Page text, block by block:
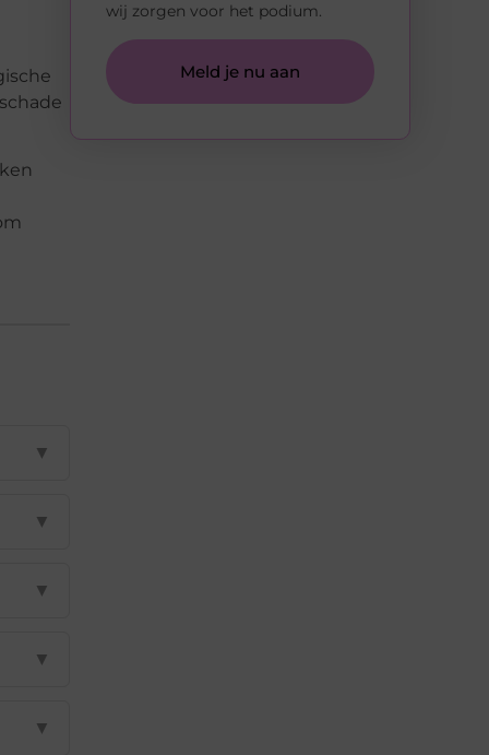
▼
▼
▼
▼
▼
wij zorgen voor het podium.
Meld je nu aan